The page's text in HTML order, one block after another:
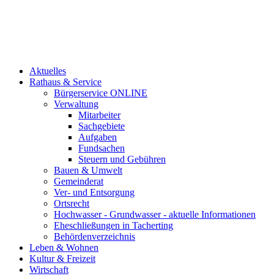
Aktuelles
Rathaus & Service
Bürgerservice ONLINE
Verwaltung
Mitarbeiter
Sachgebiete
Aufgaben
Fundsachen
Steuern und Gebühren
Bauen & Umwelt
Gemeinderat
Ver- und Entsorgung
Ortsrecht
Hochwasser - Grundwasser - aktuelle Informationen
Eheschließungen in Tacherting
Behördenverzeichnis
Leben & Wohnen
Kultur & Freizeit
Wirtschaft